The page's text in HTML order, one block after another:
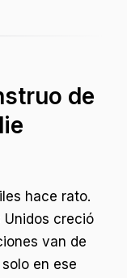
de
hace rato.
Unidos creció
van de
en ese